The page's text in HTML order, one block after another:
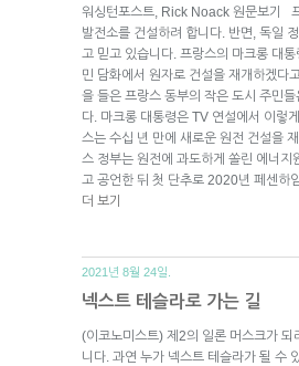
워싱턴포스트, Rick Noack 원문보기
발전소를 건설하려 합니다. 반면, 독일
고 믿고 있습니다. 프랑스의 마크롱 대
민 담화에서 원자로 건설을 재개하겠다
을 들은 프랑스 동부의 작은 도시 주민들
다. 마크롱 대통령은 TV 연설에서 이렇
스는 수십 년 만에 새로운 원전 건설을
스 정부는 원전에 과도하게 쏠린 에너지
고 공언한 뒤 첫 단추로 2020년 페센하
더 보기
2021년 8월 24일.
넥스트 테슬라로 가는 길
(이코노미스트) 제2의 일론 머스크가 되
니다. 과연 누가 넥스트 테슬라가 될 수